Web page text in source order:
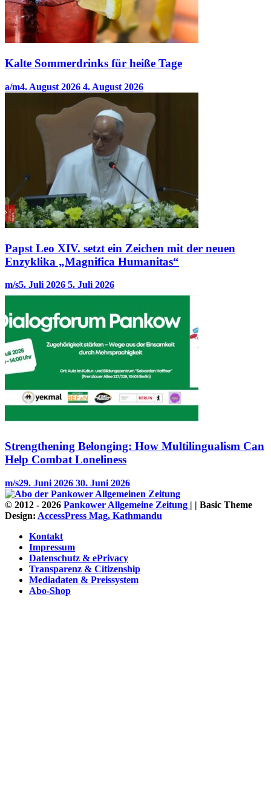
Kalte Sommerdrinks für heiße Tage
a/m4. August 2026 4. August 2026
Papst Leo XIV. setzt ein Zeichen mit der neuen
Enzyklika „Magnifica Humanitas“
m/s5. Juli 2026 5. Juli 2026
Strengthening Belonging: How Multilingualism Can
Help Combat Loneliness
m/s29. Juni 2026 30. Juni 2026
© 2012 - 2026 Pankower Allgemeine Zeitung | | Basic Theme
Design: AccessPress Mag, Kathmandu
Kontakt
Impressum
Datenschutz & ePrivacy
Transparenz & Citizenship
Mediadaten & Preissystem
Abo-Shop